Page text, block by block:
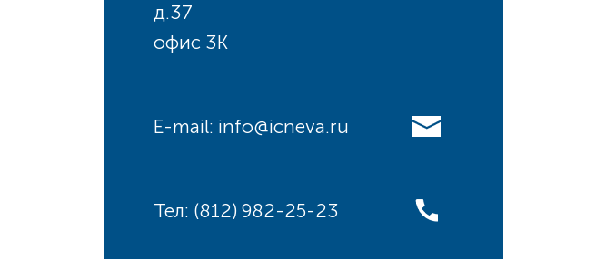
д.37
офис 3К
E-mail: info@icneva.ru
Тел: (812) 982-25-23